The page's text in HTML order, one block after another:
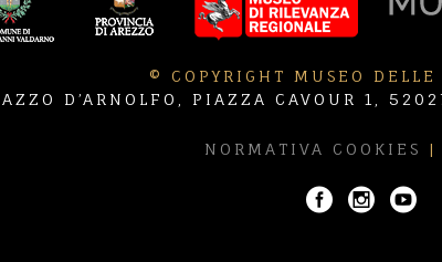
© COPYRIGHT MUSEO DELLE
D’ARNOLFO, PIAZZA CAVOUR 1,
NORMATIVA COOKIES |